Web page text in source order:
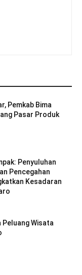
Pemkab Bima
Pasar Produk
Penyuluhan
Pencegahan
Kesadaran
Peluang Wisata